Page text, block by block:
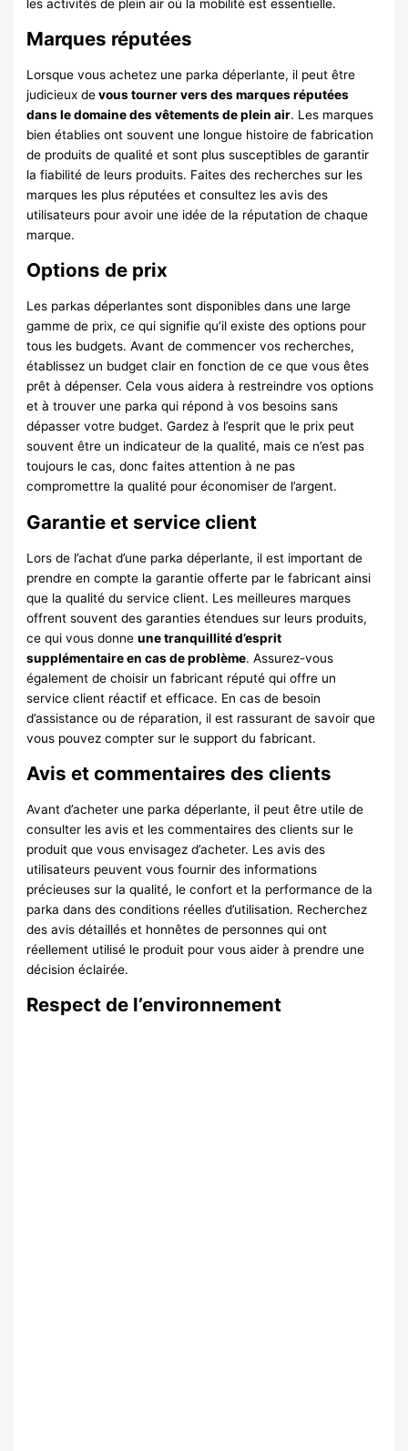
les activités de plein air où la mobilité est essentielle.
Marques réputées
Lorsque vous achetez une parka déperlante, il peut être
judicieux devous tourner vers des marques réputées
dans le domaine des vêtements de plein air. Les marques
bien établies ont souvent une longue histoire de fabrication
de produits de qualité et sont plus susceptibles de garantir
la fiabilité de leurs produits. Faites des recherches sur les
marques les plus réputées et consultez les avis des
utilisateurs pour avoir une idée de la réputation de chaque
marque.
Options de prix
Les parkas déperlantes sont disponibles dans une large
gamme de prix, ce qui signifie qu’il existe des options pour
tous les budgets. Avant de commencer vos recherches,
établissez un budget clair en fonction de ce que vous êtes
prêt à dépenser. Cela vous aidera à restreindre vos options
et à trouver une parka qui répond à vos besoins sans
dépasser votre budget. Gardez à l’esprit que le prix peut
souvent être un indicateur de la qualité, mais ce n’est pas
toujours le cas, donc faites attention à ne pas
compromettre la qualité pour économiser de l’argent.
Garantie et service client
Lors de l’achat d’une parka déperlante, il est important de
prendre en compte la garantie offerte par le fabricant ainsi
que la qualité du service client. Les meilleures marques
offrent souvent des garanties étendues sur leurs produits,
ce qui vous donneune tranquillité d’esprit
supplémentaire en cas de problème. Assurez-vous
également de choisir un fabricant réputé qui offre un
service client réactif et efficace. En cas de besoin
d’assistance ou de réparation, il est rassurant de savoir que
vous pouvez compter sur le support du fabricant.
Avis et commentaires des clients
Avant d’acheter une parka déperlante, il peut être utile de
consulter les avis et les commentaires des clients sur le
produit que vous envisagez d’acheter. Les avis des
utilisateurs peuvent vous fournir des informations
précieuses sur la qualité, le confort et la performance de la
parka dans des conditions réelles d’utilisation. Recherchez
des avis détaillés et honnêtes de personnes qui ont
réellement utilisé le produit pour vous aider à prendre une
décision éclairée.
Respect de l’environnement